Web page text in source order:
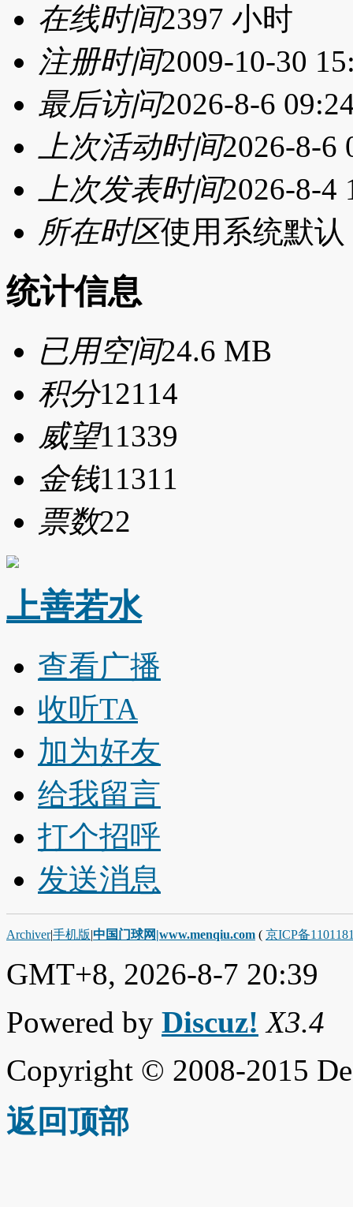
在线时间2397 小时
注册时间2009-10-30
最后访问2026-8-6
上次活动时间2026-8-6
上次发表时间2026-8-4
所在时区使用系统默认
统计信息
已用空间24.6 MB
积分12114
威望11339
金钱11311
票数22
上善若水
查看广播
收听TA
加为好友
给我留言
打个招呼
发送消息
Archiver|手机版|中国门球网|www.menqiu.com ( 京ICP备
GMT+8, 2026-8-7 20:39
Powered by Discuz! X3.4
Copyright © 2008-2015
返回顶部